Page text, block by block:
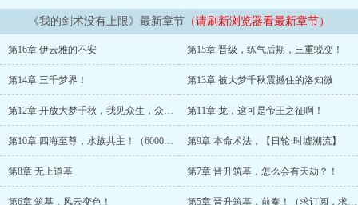
《我的剑术没有上限》最新章节 （请刷新浏览器看最新章节）
第16章 伊云雅的不安 第15章 晋级，练气后期，三重蜕变！
第14章 三千梦界！ 第13章 被大梦千秋震撼住的洛知微
第12章 开放大梦千秋，我见众生，众生见我！ 第11章 龙，这可是帝王之征啊！
第10章 四海至尊，水族共主！（6000字） 第9章 本命术法，【日轮·时墟溯流】
第8章 无上道基 第7章 晋升筑基，怎么会有天劫？！
第6章 筑基，风云变色！ 第5章 晋升筑基，前奏！（求订阅，求月票！）